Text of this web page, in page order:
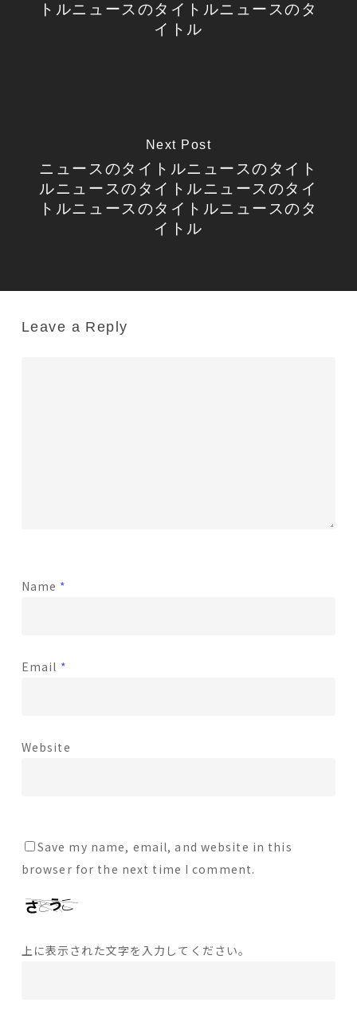
トルニュースのタイトルニュースのタ
イトル
Next Post
ニュースのタイトルニュースのタイト
ルニュースのタイトルニュースのタイ
トルニュースのタイトルニュースのタ
イトル
Leave a Reply
Name *
Email *
Website
Save my name, email, and website in this
browser for the next time I comment.
上に表示された文字を入力してください。